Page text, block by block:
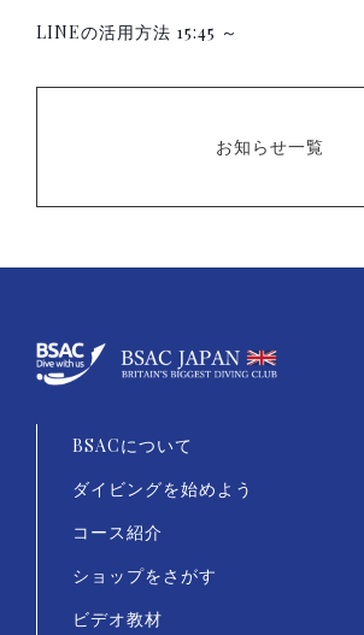
LINEの活用方法 15:45 ～
お知らせ一覧
BSACについて
ダイビングを始めよう
コース紹介
ショップをさがす
ビデオ教材